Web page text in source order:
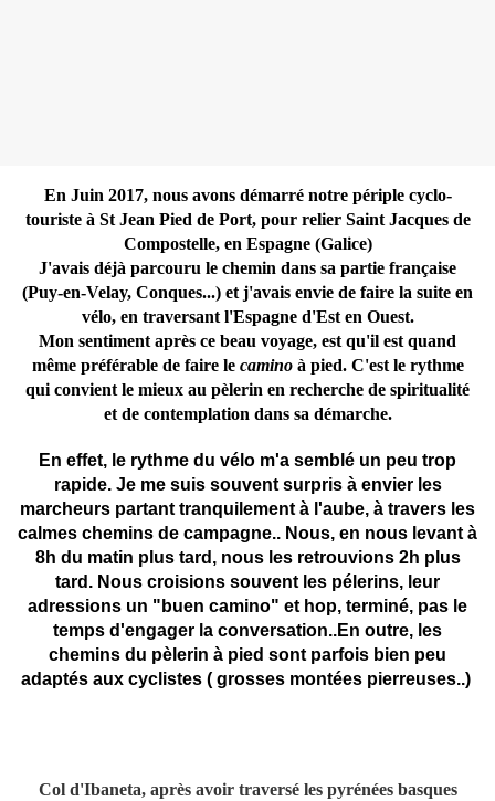
En Juin 2017, nous avons démarré notre périple cyclo-
touriste à St Jean Pied de Port, pour relier Saint Jacques de
Compostelle, en Espagne (Galice)
J'avais déjà parcouru le chemin dans sa partie française
(Puy-en-Velay, Conques...) et j'avais envie de faire la suite en
vélo, en traversant l'Espagne d'Est en Ouest.
Mon sentiment après ce beau voyage, est qu'il est quand
même préférable de faire le caminoà pied. C'est le rythme
qui convient le mieux au pèlerin en recherche de spiritualité
et de contemplation dans sa démarche.
En effet, le rythme du vélo m'a semblé un peu trop
rapide. Je me suis souvent surpris à envier les
marcheurs partant tranquilement à l'aube, à travers les
calmes chemins de campagne.. Nous, en nous levant à
8h du matin plus tard, nous les retrouvions 2h plus
tard. Nous croisions souvent les pélerins, leur
adressions un "buen camino" et hop, terminé, pas le
temps d'engager la conversation..En outre, les
chemins du pèlerin à pied sont parfois bien peu
adaptés aux cyclistes ( grosses montées pierreuses..)
Col d'Ibaneta, après avoir traversé les pyrénées basques